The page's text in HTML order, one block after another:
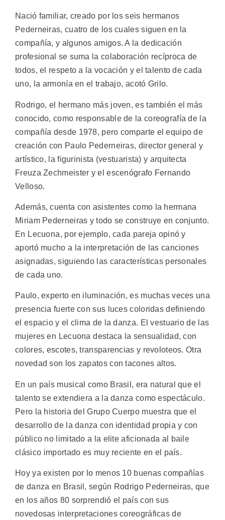
Nació familiar, creado por los seis hermanos
Pederneiras, cuatro de los cuales siguen en la
compañía, y algunos amigos. A la dedicación
profesional se suma la colaboración recíproca de
todos, el respeto a la vocación y el talento de cada
uno, la armonía en el trabajo, acotó Grilo.
Rodrigo, el hermano más joven, es también el más
conocido, como responsable de la coreografía de la
compañía desde 1978, pero comparte el equipo de
creación con Paulo Pederneiras, director general y
artístico, la figurinista (vestuarista) y arquitecta
Freuza Zechmeister y el escenógrafo Fernando
Velloso.
Además, cuenta con asistentes como la hermana
Miriam Pederneiras y todo se construye en conjunto.
En Lecuona, por ejemplo, cada pareja opinó y
aportó mucho a la interpretación de las canciones
asignadas, siguiendo las características personales
de cada uno.
Paulo, experto en iluminación, es muchas veces una
presencia fuerte con sus luces coloridas definiendo
el espacio y el clima de la danza. El vestuario de las
mujeres en Lecuona destaca la sensualidad, con
colores, escotes, transparencias y revoloteos. Otra
novedad son los zapatos con tacones altos.
En un país musical como Brasil, era natural que el
talento se extendiera a la danza como espectáculo.
Pero la historia del Grupo Cuerpo muestra que el
desarrollo de la danza con identidad propia y con
público no limitado a la elite aficionada al baile
clásico importado es muy reciente en el país.
Hoy ya existen por lo menos 10 buenas compañías
de danza en Brasil, según Rodrigo Pederneiras, que
en los años 80 sorprendió el país con sus
novedosas interpretaciones coreográficas de